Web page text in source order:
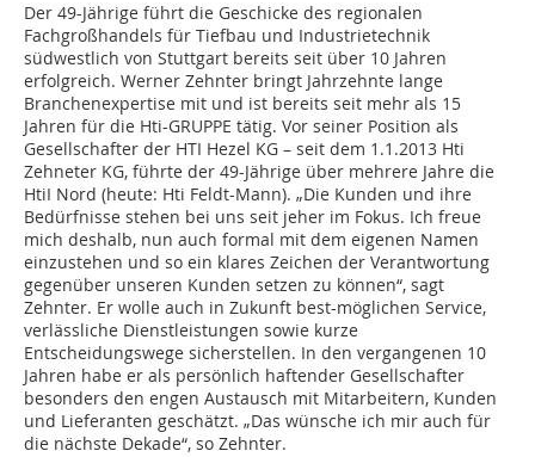
Der 49-Jährige führt die Geschicke des regionalen
Fachgroßhandels für Tiefbau und Industrietechnik
südwestlich von Stuttgart bereits seit über 10 Jahren
erfolgreich. Werner Zehnter bringt Jahrzehnte lange
Branchenexpertise mit und ist bereits seit mehr als 15
Jahren für die Hti-GRUPPE tätig. Vor seiner Position als
Gesellschafter der HTI Hezel KG – seit dem 1.1.2013 Hti
Zehneter KG, führte der 49-Jährige über mehrere Jahre die
HtiI Nord (heute: Hti Feldt-Mann). „Die Kunden und ihre
Bedürfnisse stehen bei uns seit jeher im Fokus. Ich freue
mich deshalb, nun auch formal mit dem eigenen Namen
einzustehen und so ein klares Zeichen der Verantwortung
gegenüber unseren Kunden setzen zu können“, sagt
Zehnter. Er wolle auch in Zukunft best-möglichen Service,
verlässliche Dienstleistungen sowie kurze
Entscheidungswege sicherstellen. In den vergangenen 10
Jahren habe er als persönlich haftender Gesellschafter
besonders den engen Austausch mit Mitarbeitern, Kunden
und Lieferanten geschätzt. „Das wünsche ich mir auch für
die nächste Dekade“, so Zehnter.